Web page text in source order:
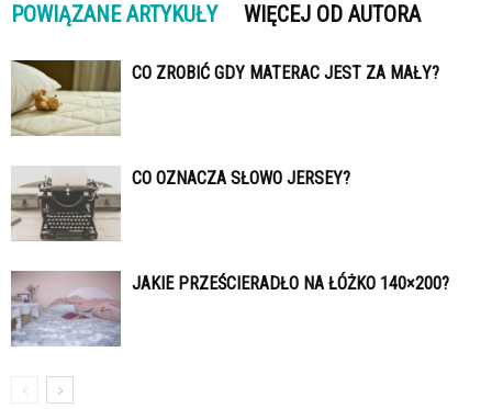
POWIĄZANE ARTYKUŁY WIĘCEJ OD AUTORA
CO ZROBIĆ GDY MATERAC JEST ZA MAŁY?
CO OZNACZA SŁOWO JERSEY?
JAKIE PRZEŚCIERADŁO NA ŁÓŻKO 140×200?